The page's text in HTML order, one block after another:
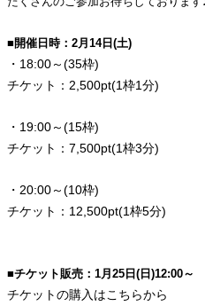
■開催日時：2月14日(土)
・18:00～(35枠)
チケット：2,500pt(1枠1分)
・19:00～(15枠)
チケット：7,500pt(1枠3分)
・20:00～(10枠)
チケット：12,500pt(1枠5分)
■チケット販売：1月25日(日)12:00～
チケットの購入はこちらから